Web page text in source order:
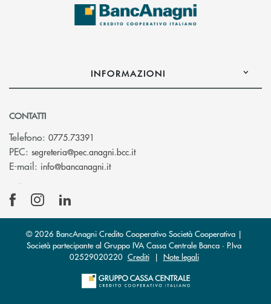
INFORMAZIONI
CONTATTI
Telefono: 0775.73391
PEC: segreteria@pec.anagni.bcc.it(si apre l’app di posta
E-mail: info@bancanagni.it(si apre l’app di posta elettronica)
© 2026 BancAnagni Credito Cooperativo Società Cooperativa |
Società partecipante al Gruppo IVA Cassa Centrale Banca · P.Iva
02529020220 Crediti| Note legali